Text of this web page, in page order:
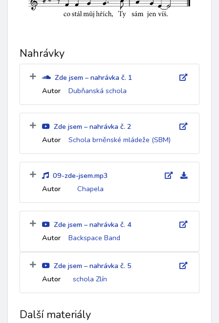
Nahrávky
Zde jsem – nahrávka č. 1
Autor
Dubňanská schola
Zde jsem – nahrávka č. 2
Autor
Schola brněnské mládeže (SBM)
09-zde-jsem.mp3
Autor
Chapela
Zde jsem – nahrávka č. 4
Autor
Backspace Band
Zde jsem – nahrávka č. 5
Autor
schola Zlín
Další materiály